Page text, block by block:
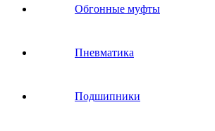
Обгонные муфты
Пневматика
Подшипники